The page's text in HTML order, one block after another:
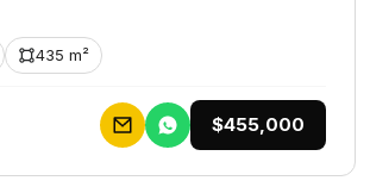
435 m²
$455,000